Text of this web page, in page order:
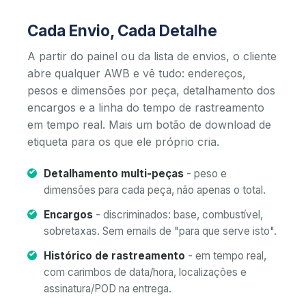
Cada Envio, Cada Detalhe
A partir do painel ou da lista de envios, o cliente
abre qualquer AWB e vê tudo: endereços,
pesos e dimensões por peça, detalhamento dos
encargos e a linha do tempo de rastreamento
em tempo real. Mais um botão de download de
etiqueta para os que ele próprio cria.
Detalhamento multi-peças - peso e
dimensões para cada peça, não apenas o total.
Encargos - discriminados: base, combustível,
sobretaxas. Sem emails de "para que serve isto".
Histórico de rastreamento - em tempo real,
com carimbos de data/hora, localizações e
assinatura/POD na entrega.